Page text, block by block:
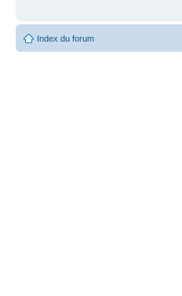
Index du forum